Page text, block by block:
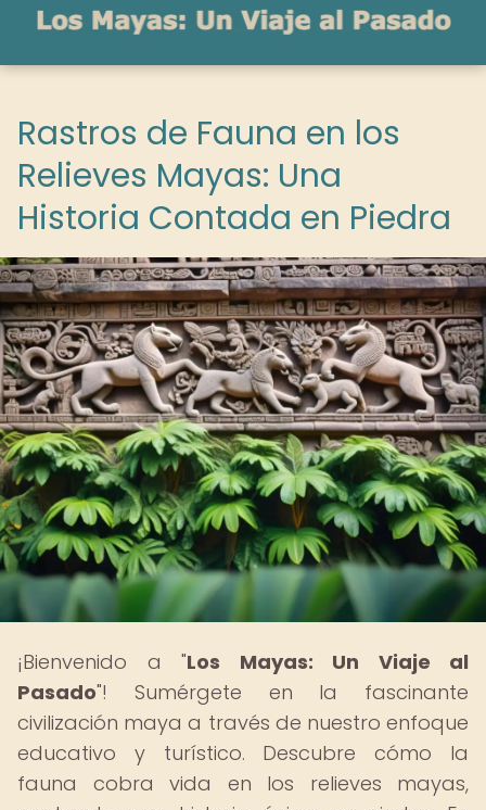
Rastros de Fauna en los
Relieves Mayas: Una
Historia Contada en Piedra
¡Bienvenido a "Los Mayas: Un Viaje al
Pasado"! Sumérgete en la fascinante
civilización maya a través de nuestro enfoque
educativo y turístico. Descubre cómo la
fauna cobra vida en los relieves mayas,